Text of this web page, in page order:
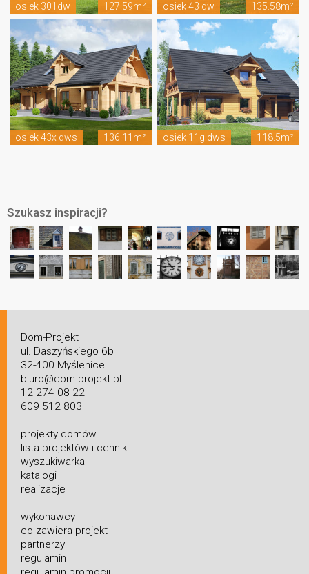
osiek 301dw 127.59m² osiek 43 dw 135.58m²
osiek 43x dws 136.11m² osiek 11g dws 118.5m²
Szukasz inspiracji?
Dom-Projekt
ul. Daszyńskiego 6b
32-400 Myślenice
biuro@dom-projekt.pl
12 274 08 22
609 512 803
projekty domów
lista projektów i cennik
wyszukiwarka
katalogi
realizacje
wykonawcy
co zawiera projekt
partnerzy
regulamin